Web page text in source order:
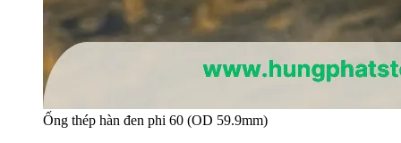
Ống thép hàn đen phi 60 (OD 59.9mm)